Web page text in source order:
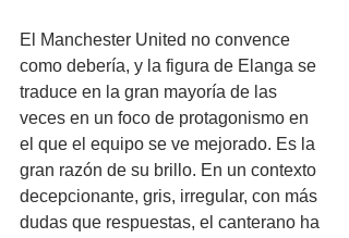
El Manchester United no convence
como debería, y la figura de Elanga se
traduce en la gran mayoría de las
veces en un foco de protagonismo en
el que el equipo se ve mejorado. Es la
gran razón de su brillo. En un contexto
decepcionante, gris, irregular, con más
dudas que respuestas, el canterano ha